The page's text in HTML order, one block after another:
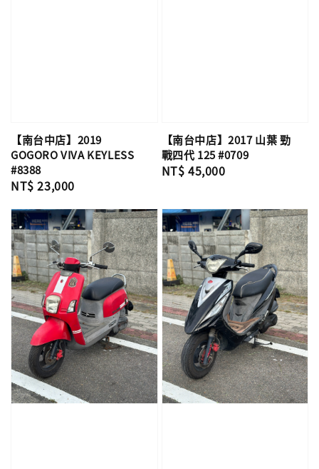
【南台中店】2019
GOGORO VIVA KEYLESS
#8388
Regular
NT$ 23,000
【南台中店】2017 山葉 勁
戰四代 125 #0709
Regular
NT$ 45,000